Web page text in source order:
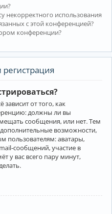
некорректного использования
с этой конференцией?
конференции?
зависит от того, как
должны ли вы
сообщения, или нет. Тем
возможности,
пользователям: аватары,
сообщений, участие в
у вас всего пару минут,